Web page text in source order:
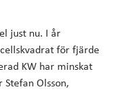
just nu. I år
för fjärde
KW har minskat
Stefan Olsson,